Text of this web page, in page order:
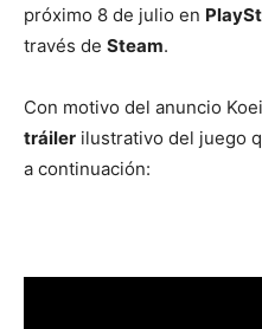
próximo 8 de julio en
través de Steam.
Con motivo del anuncio
tráiler ilustrativo del juego
a continuación: